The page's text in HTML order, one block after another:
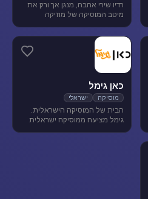
רדיו שירי אהבה, מנגן אך ורק את
מיטב המוסיקה של מוזיקה
והלהקות הטובות של שנות ה-80-
כאן גימל
מוסיקה ישראלי
הבית של המוסיקה הישראלית.
גימל מציעה ממוסיקה ישראלית